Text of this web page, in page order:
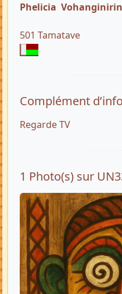
Phelicia
501 Tamatave
Complément
Regarde TV
1 Photo(s) sur